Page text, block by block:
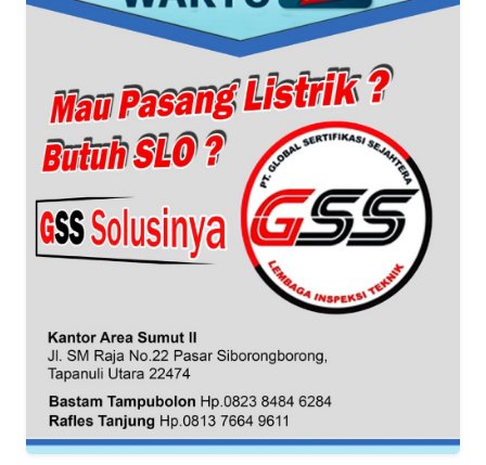
KUNINGAN
MAJALENGKA
WN
SUBANG
WN
SUKABUMI
PURWAKARTA
WN
PRIANGAN
TIMUR